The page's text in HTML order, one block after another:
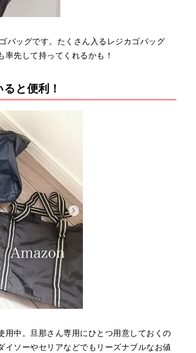
バッグです。たくさん入るレジカゴバッグ
先して持ってくれるかも！
と便利！
中。旦那さん専用にひとつ用意しておくの
ソーやセリアなどでもリーズナブルなお値